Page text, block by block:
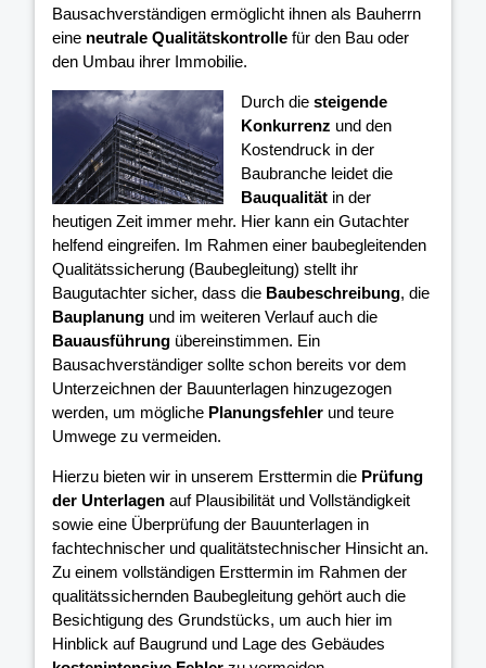
Bausachverständigen ermöglicht ihnen als Bauherrn
eine neutrale Qualitätskontrolle für den Bau oder
den Umbau ihrer Immobilie.
Durch diesteigende
Konkurrenz und den
Kostendruck in der
Baubranche leidet die
Bauqualität in der
heutigen Zeit immer mehr. Hier kann ein Gutachter
helfend eingreifen. Im Rahmen einer baubegleitenden
Qualitätssicherung (Baubegleitung) stellt ihr
Baugutachter sicher, dass die Baubeschreibung, die
Bauplanung und im weiteren Verlauf auch die
Bauausführung übereinstimmen. Ein
Bausachverständiger sollte schon bereits vor dem
Unterzeichnen der Bauunterlagen hinzugezogen
werden, um mögliche Planungsfehler und teure
Umwege zu vermeiden.
Hierzu bieten wir in unserem Ersttermin die Prüfung
der Unterlagen auf Plausibilität und Vollständigkeit
sowie eine Überprüfung der Bauunterlagen in
fachtechnischer und qualitätstechnischer Hinsicht an.
Zu einem vollständigen Ersttermin im Rahmen der
qualitätssichernden Baubegleitung gehört auch die
Besichtigung des Grundstücks, um auch hier im
Hinblick auf Baugrund und Lage des Gebäudes